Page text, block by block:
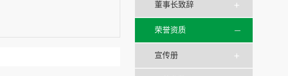
董事长致辞
荣誉资质
宣传册